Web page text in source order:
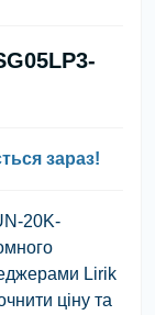
зараз!
20K-
Lirik
ціну та